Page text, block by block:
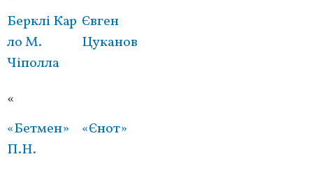
Берклі Кар
ло М.
Чіполла
Євген
Цуканов
«
«Бетмен»
П.Н.
«Єнот»
Нумерация
страниц